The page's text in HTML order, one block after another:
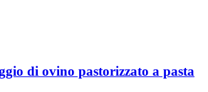
di ovino pastorizzato a pasta